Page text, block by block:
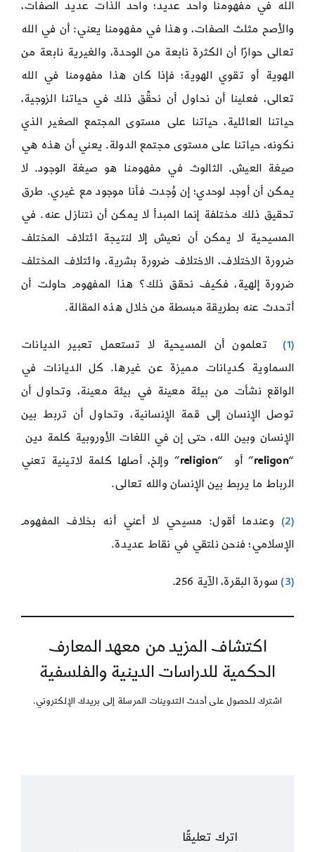
الله في مفهومنا واحد عديد؛ واحد الذات عديد الصفات،
والأصح مثلث الصفات، وهذا في مفهومنا يعني: أن في الله
تعالى حوارًا أن الكثرة نابعة من الوحدة، والغيرية نابعة من
الهوية أو تقوي الهوية؛ فإذا كان هذا مفهومنا في الله
تعالى، فعلينا أن نحاول أن نحقِّق ذلك في حياتنا الزوجية،
حياتنا العائلية، حياتنا على مستوى المجتمع الصغير الذي
نكونه، حياتنا على مستوى مجتمع الدولة. يعني أن هذه هي
صيغة العيش. الثالوث في مفهومنا هو صيغة الوجود. لا
يمكن أن أوجد لوحدي؛ إن وُجدت فأنا موجود مع غيري. طرق
تحقيق ذلك مختلفة إنما المبدأ لا يمكن أن نتنازل عنه. في
المسيحية لا يمكن أن نعيش إلا لنتيجة ائتلاف المختلف
ضرورة الاختلاف، الاختلاف ضرورة بشرية، وائتلاف المختلف
ضرورة إلهية، فكيف نحقق ذلك؟ هذا المفهوم حاولت أن
أتحدث عنه بطريقة مبسطة من خلال هذه المقالة.
(1)
تعلمون أن المسيحية لا تستعمل تعبير الديانات
السماوية كديانات مميزة عن غيرها. كل الديانات في
الواقع نشأت من بيئة معينة في بيئة معينة، وتحاول أن
توصل الإنسان إلى قمة الإنسانية، وتحاول أن تربط بين
الإنسان وبين الله، حتى إن في اللغات الأوروبية كلمة دين
“
religon” أو “religion” وإلخ، أصلها كلمة لاتينية تعني
الرباط ما يربط بين الإنسان والله تعالى.
(2)
وعندما أقول: مسيحي لا أعني أنه بخلاف المفهوم
الإسلامي؛ فنحن نلتقي في نقاط عديدة.
(3) سورة البقرة، الآية 256.
اكتشاف المزيد من معهد المعارف
الحكمية للدراسات الدينية والفلسفية
اشترك للحصول على أحدث التدوينات المرسلة إلى بريدك الإلكتروني.
اترك تعليقًا